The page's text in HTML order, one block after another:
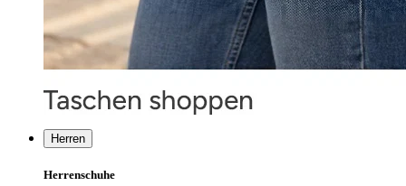
Herren
Herrenschuhe